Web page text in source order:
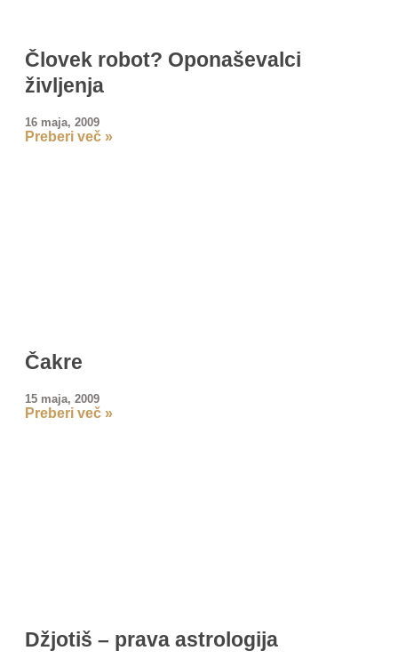
Človek robot? Oponaševalci
življenja
16 maja, 2009
Preberi več »
Čakre
15 maja, 2009
Preberi več »
Džjotiš – prava astrologija